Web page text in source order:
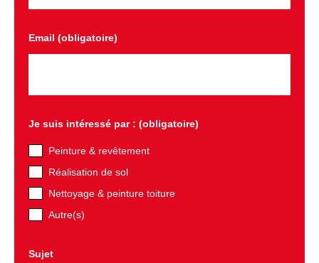
Email (obligatoire)
Je suis intéressé par : (obligatoire)
Peinture & revêtement
Réalisation de sol
Nettoyage & peinture toiture
Autre(s)
Sujet